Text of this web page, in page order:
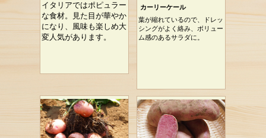
イタリアではポピュラー
な食材。見た目が華やか
になり、風味も楽しめ大
変人気があります。
カーリーケール
葉が縮れているので、ドレッ
シングがよく絡み、ボリュー
ム感のあるサラダに。